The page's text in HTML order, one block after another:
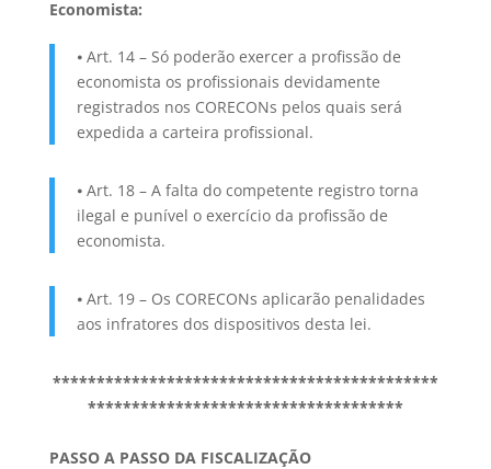
Economista:
⦁ Art. 14 – Só poderão exercer a profissão de
economista os profissionais devidamente
registrados nos CORECONs pelos quais será
expedida a carteira profissional.
⦁ Art. 18 – A falta do competente registro torna
ilegal e punível o exercício da profissão de
economista.
⦁ Art. 19 – Os CORECONs aplicarão penalidades
aos infratores dos dispositivos desta lei.
********************************************
************************************
PASSO A PASSO DA FISCALIZAÇÃO